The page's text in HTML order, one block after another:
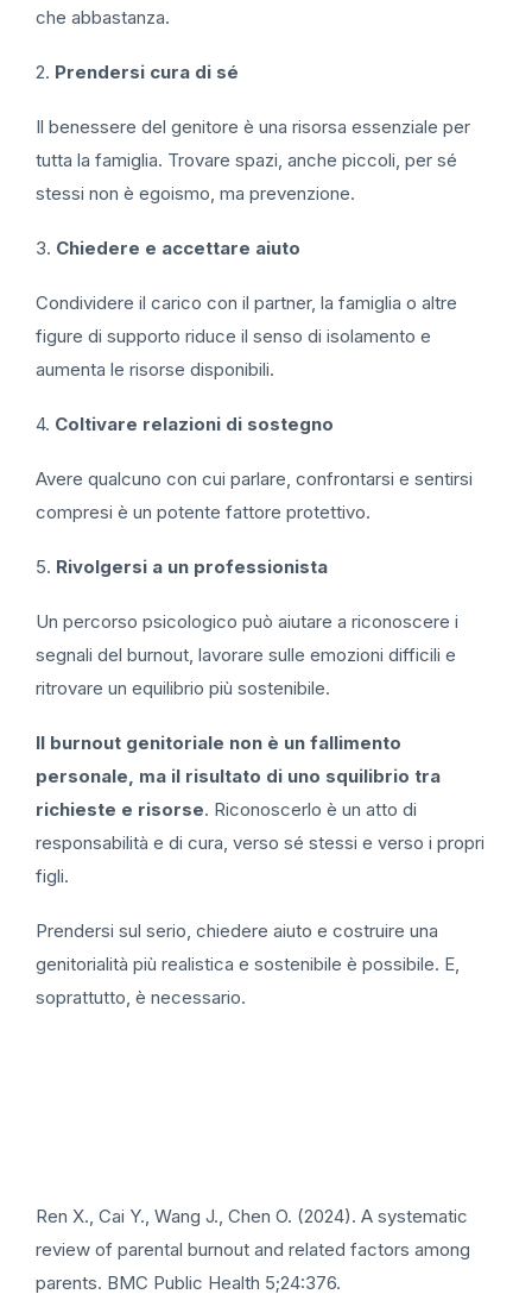
che abbastanza.
2. Prendersi cura di sé
Il benessere del genitore è una risorsa essenziale per
tutta la famiglia. Trovare spazi, anche piccoli, per sé
stessi non è egoismo, ma prevenzione.
3. Chiedere e accettare aiuto
Condividere il carico con il partner, la famiglia o altre
figure di supporto riduce il senso di isolamento e
aumenta le risorse disponibili.
4. Coltivare relazioni di sostegno
Avere qualcuno con cui parlare, confrontarsi e sentirsi
compresi è un potente fattore protettivo.
5. Rivolgersi a un professionista
Un percorso psicologico può aiutare a riconoscere i
segnali del burnout, lavorare sulle emozioni difficili e
ritrovare un equilibrio più sostenibile.
Il burnout genitoriale non è un fallimento
personale, ma il risultato di uno squilibrio tra
richieste e risorse. Riconoscerlo è un atto di
responsabilità e di cura, verso sé stessi e verso i propri
figli.
Prendersi sul serio, chiedere aiuto e costruire una
genitorialità più realistica e sostenibile è possibile. E,
soprattutto, è necessario.
Ren X., Cai Y., Wang J., Chen O. (2024). A systematic
review of parental burnout and related factors among
parents. BMC Public Health 5;24:376.